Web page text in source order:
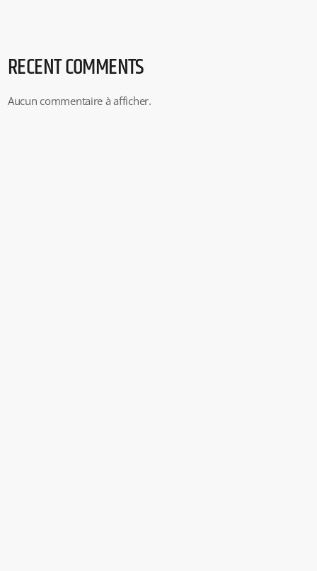
RECENT COMMENTS
Aucun commentaire à afficher.